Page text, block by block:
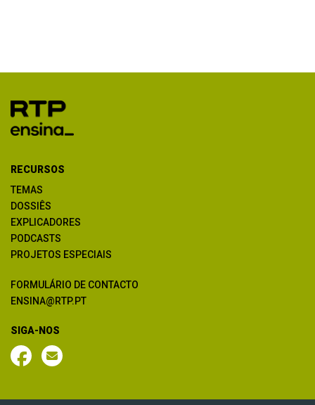
RECURSOS
TEMAS
DOSSIÊS
EXPLICADORES
PODCASTS
PROJETOS ESPECIAIS
FORMULÁRIO DE CONTACTO
ENSINA@RTP.PT
SIGA-NOS